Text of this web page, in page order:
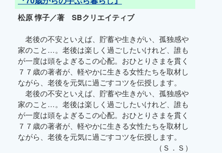
松原 惇子／著 SBクリエイティブ
老後の不安といえば、貯蓄や生きがい、孤独感や
家のこと…。老後は楽しく過ごしたいけれど、誰も
が一度は頭をよぎるこの心配。おひとりさまを貫く
７７歳の著者が、軽やかに生きる女性たちを取材し
ながら、老後を元気に過ごすコツを伝授します。
老後の不安といえば、貯蓄や生きがい、孤独感や
家のこと…。老後は楽しく過ごしたいけれど、誰も
が一度は頭をよぎるこの心配。おひとりさまを貫く
７７歳の著者が、軽やかに生きる女性たちを取材し
ながら、老後を元気に過ごすコツを伝授します。
（Ｓ．Ｓ）